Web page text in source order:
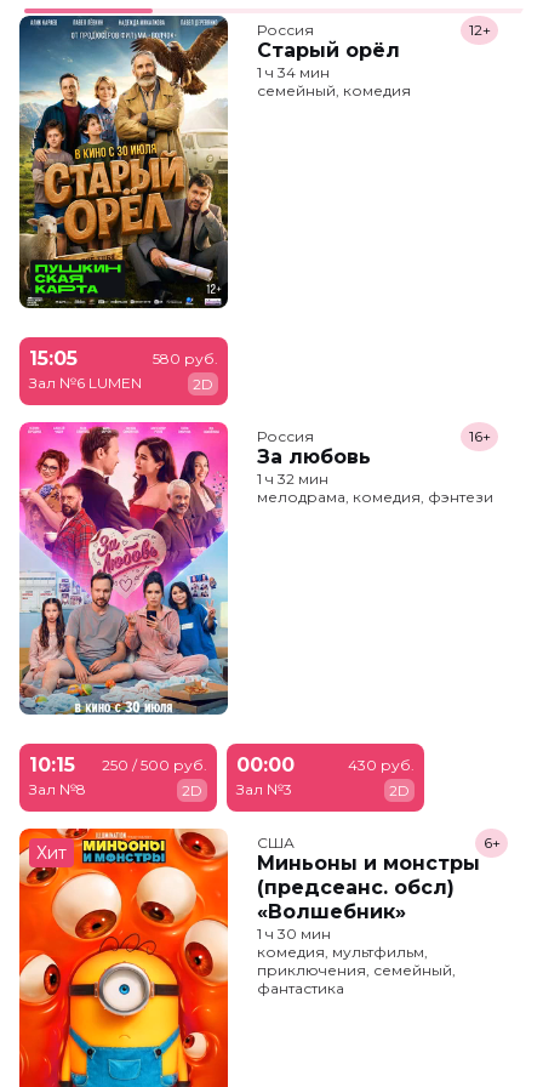
Россия
Старый орёл
12+
1 ч 34 мин
семейный, комедия
15:05
Зал №6 LUMEN
580 руб.
2D
Россия
За любовь
16+
1 ч 32 мин
мелодрама, комедия, фэнтези
10:15
Зал №8
250 / 500 руб.
2D
00:00
Зал №3
430 руб.
2D
Хит США
Миньоны и монстры
(предсеанс. обсл)
«Волшебник»
6+
1 ч 30 мин
комедия, мультфильм,
приключения, семейный,
фантастика